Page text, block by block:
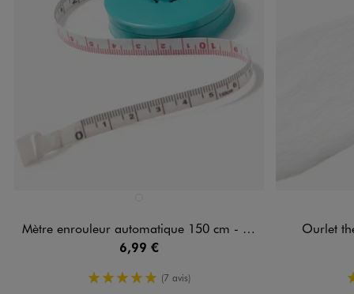
Mètre enrouleur automatique 150 cm - Prima
6,99 €
5/5 de moyenne
(7 avis)
Ourlet